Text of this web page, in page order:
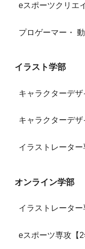
eスポーツクリエ
プロゲーマー・
イラスト学部
キャラクターデザ
キャラクターデザ
イラストレーター
オンライン学部
イラストレーター
eスポーツ専攻【2